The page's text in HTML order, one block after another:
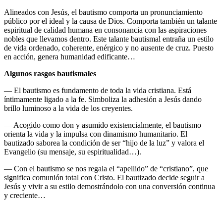
Alineados con Jesús, el bautismo comporta un pronunciamiento
público por el ideal y la causa de Dios. Comporta también un talante
espiritual de calidad humana en consonancia con las aspiraciones
nobles que llevamos dentro. Este talante bautismal entraña un estilo
de vida ordenado, coherente, enérgico y no ausente de cruz. Puesto
en acción, genera humanidad edificante…
Algunos rasgos bautismales
— El bautismo es fundamento de toda la vida cristiana. Está
íntimamente ligado a la fe. Simboliza la adhesión a Jesús dando
brillo luminoso a la vida de los creyentes.
— Acogido como don y asumido existencialmente, el bautismo
orienta la vida y la impulsa con dinamismo humanitario. El
bautizado saborea la condición de ser “hijo de la luz” y valora el
Evangelio (su mensaje, su espiritualidad…).
— Con el bautismo se nos regala el “apellido” de “cristiano”, que
significa comunión total con Cristo. El bautizado decide seguir a
Jesús y vivir a su estilo demostrándolo con una conversión continua
y creciente…